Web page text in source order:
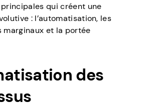
qui créent une
: l’automatisation, les
marginaux et la portée
des